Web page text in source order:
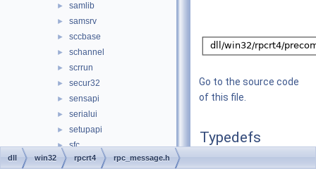
► samlib
► samsrv
► sccbase
► schannel
► scrrun
► secur32
► sensapi
► serialui
► setupapi
► sfc
► sfc_os
Go to the source code
of this file.
Typedefs
dll win32 rpcrt4 rpc_message.h